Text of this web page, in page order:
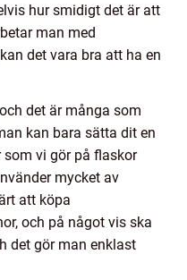
hur smidigt det är att
man med
det vara bra att ha en
det är många som
kan bara sätta dit en
vi gör på flaskor
mycket av
att köpa
och på något vis ska
det gör man enklast